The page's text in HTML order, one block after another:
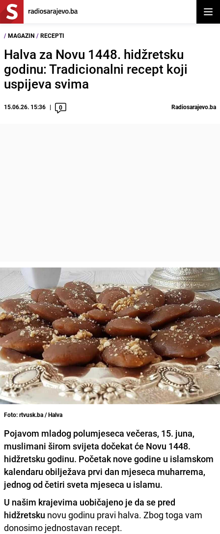
/ MAGAZIN / RECEPTI
Halva za Novu 1448. hidžretsku
godinu: Tradicionalni recept koji
uspijeva svima
15.06.26. 15:36 0 Radiosarajevo.ba
Foto: rtvusk.ba / Halva
Pojavom mladog polumjeseca večeras, 15. juna,
muslimani širom svijeta dočekat će Novu 1448.
hidžretsku godinu. Početak nove godine u islamskom
kalendaru obilježava prvi dan mjeseca muharrema,
jednog od četiri sveta mjeseca u islamu.
U našim krajevima uobičajeno je da se pred
hidžretsku novu godinu pravi halva. Zbog toga vam
donosimo jednostavan recept.